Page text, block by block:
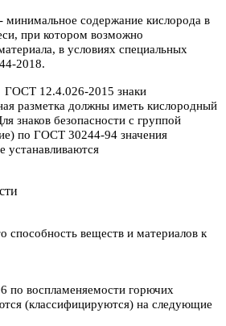
- минимальное содержание кислорода в
при котором возможно
в условиях специальных
2018.
ГОСТ 12.4.026-2015 знаки
разметка должны иметь кислородный
знаков безопасности с группой
по ГОСТ 30244-94 значения
устанавливаются
способность веществ и материалов к
по воспламеняемости горючих
(классифицируются) на следующие